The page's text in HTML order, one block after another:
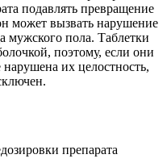
подавлять превращение
может вызвать нарушение
мужского пола. Таблетки
поэтому, если они
их целостность,
препарата